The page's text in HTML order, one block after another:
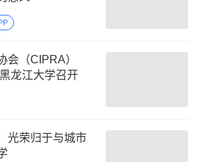
会（CIPRA）
龙江大学召开
光荣归于与城市